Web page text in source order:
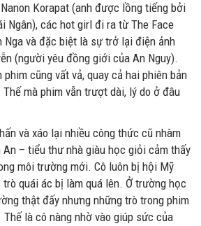
Korapat (anh được lồng tiếng bởi
Ngân), các hot girl đi ra từ The Face
Nga và đặc biệt là sự trở lại điện ảnh
(người yêu đồng giới của An Nguy).
phim cũng vất vả, quay cả hai phiên bản
mà phim vẫn trượt dài, lý do ở đâu
và xáo lại nhiều công thức cũ nhàm
– tiểu thư nhà giàu học giỏi cảm thấy
môi trường mới. Cô luôn bị hội Mỹ
quái ác bị làm quá lên. Ở trường học
thật đấy nhưng những trò trong phim
là cô nàng nhờ vào giúp sức của